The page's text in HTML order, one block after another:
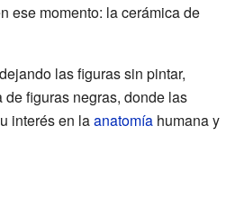
ese momento: la cerámica de
las figuras sin pintar,
figuras negras, donde las
interés en laanatomíahumana y